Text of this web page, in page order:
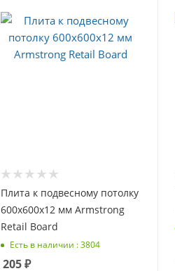
Плита к подвесному потолку
600х600х12 мм Armstrong
Retail Board
Есть в наличии : 3804
205₽